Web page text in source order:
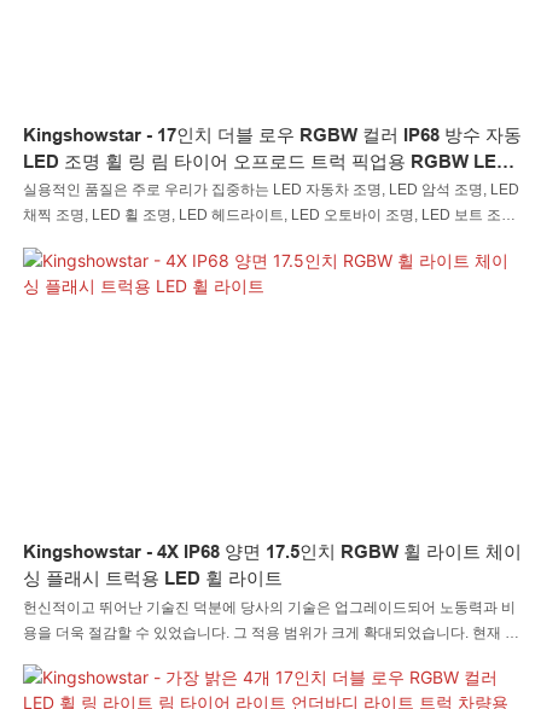
Kingshowstar - 17인치 더블 로우 RGBW 컬러 IP68 방수 자동
LED 조명 휠 링 림 타이어 오프로드 트럭 픽업용 RGBW LED
휠 라이트
실용적인 품질은 주로 우리가 집중하는 LED 자동차 조명, LED 암석 조명, LED
채찍 조명, LED 휠 조명, LED 헤드라이트, LED 오토바이 조명, LED 보트 조명,
하여 오프로드 트럭 픽업트럭용 17인치 더블 로우 RGBW 컬러 IP68 방수 자동
LED 조명 휠 링 림 타이어를 제조함으로써 원산지부터 고품질의 제품을 보장
Kingshowstar - 4X IP68 양면 17.5인치 RGBW 휠 라이트 체이
싱 플래시 트럭용 LED 휠 라이트
헌신적이고 뛰어난 기술진 덕분에 당사의 기술은 업그레이드되어 노동력과 비
용을 더욱 절감할 수 있었습니다. 그 적용 범위가 크게 확대되었습니다. 현재 자